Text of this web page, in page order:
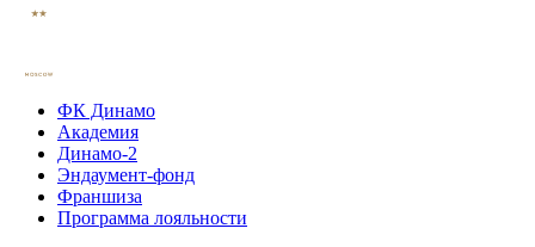
ФК Динамо
Академия
Динамо-2
Эндаумент-фонд
Франшиза
Программа лояльности